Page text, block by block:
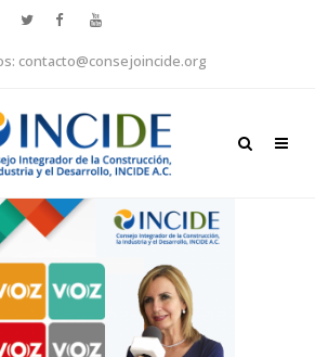
contacto@consejoincide.org